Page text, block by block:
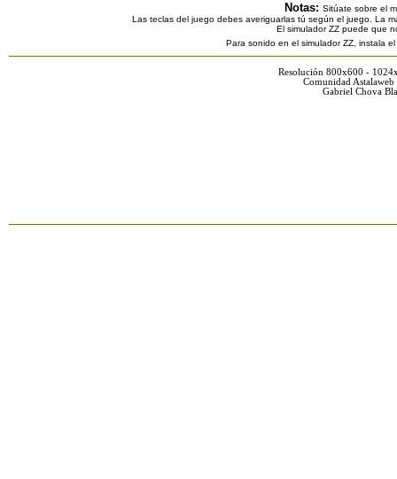
Notas: Sitúate sobre el
Las teclas del juego debes averiguarlas tú según el juego. La
El simulador ZZ puede que
Para sonido en el simulador ZZ, instala
Resolución 800x600 -
Comunidad
Gabriel Chova